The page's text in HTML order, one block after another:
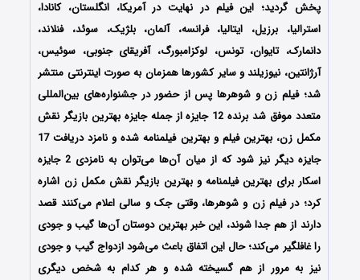
پخش گردید؛ این فیلم در نهایت در آمریکا، انگلستان، کانادا،
استرالیا، برزیل، ایتالیا، فرانسه، آلمان، بلژیک، سوئد، فنلاند،
دانمارک، تایوان، تونس، لوکزامبورگ، آفریقای جنوبی، سوئیس،
آرژانتین، نیوزیلند و سایر کشورها همزمان به صورت اینترنتی منتشر
شد؛ فیلم زن و شوهرها پس از حضور در جشنواره‌‌‌های بین‌المللی
متعدد موفق شد برنده 12 جایزه از جمله جایزه بهترین بازیگر نقش
مکمل زن، بهترین فیلم و بهترین فیلمنامه شده و نامزد دریافت 17
جایزه دیگر نیز شود که از میان آن‌ها می‌توان به نامزدی 2 جایزه
اسکار برای بهترین فیلمنامه و بهترین بازیگر نقش مکمل زن اشاره
کرد؛ در فیلم زن و شوهرها، وقتی جک و سالی اعلام می‌کنند قصد
دارند از هم جدا شوند، این خبر بهترین دوستان آن‌ها گیب و جودی
را غافلگیر می‌کند؛ حال این اتفاق باعث می‌شود ازدواج گیب و جودی
نیز به مرور از هم گسیخته‌ شده و هر کدام به شخص دیگری